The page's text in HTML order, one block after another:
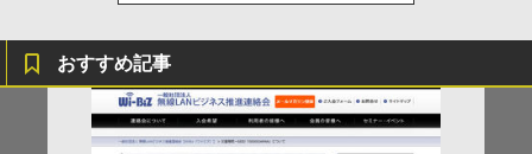
おすすめ記事